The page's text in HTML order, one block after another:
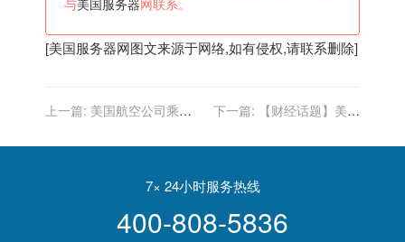
与美国服务器 网联系。
[美国服务器网图文来源于网络,如有侵权,请联系删除]
上一篇: 美国航空公司乘客
机场上演“逃亡”大戏
下一篇:
【财经话题】美联
7× 24小时服务热线
400-808-5836